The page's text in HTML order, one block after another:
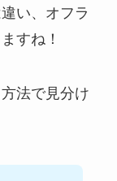
い、オフラ
すね！
法で見分け